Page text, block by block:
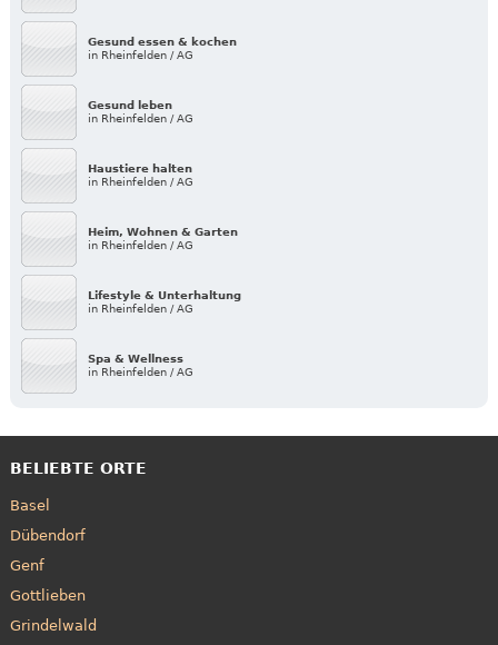
Gesund essen & kochen
in Rheinfelden / AG
Gesund leben
in Rheinfelden / AG
Haustiere halten
in Rheinfelden / AG
Heim, Wohnen & Garten
in Rheinfelden / AG
Lifestyle & Unterhaltung
in Rheinfelden / AG
Spa & Wellness
in Rheinfelden / AG
BELIEBTE ORTE
Basel
Dübendorf
Genf
Gottlieben
Grindelwald